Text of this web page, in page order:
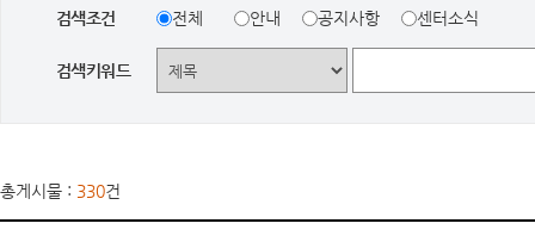
검색조건 전체 안내 공지사항 센터소식
검색키워드
총게시물 : 330건